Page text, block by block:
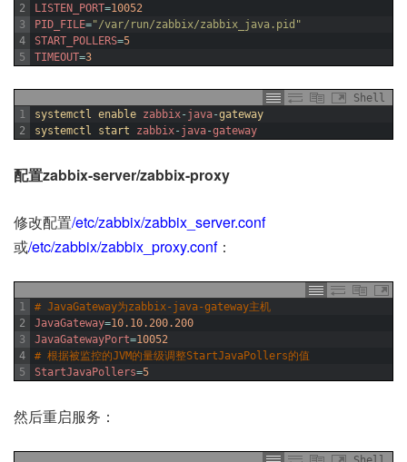
2
3
4
5
LISTEN_PORT=10052
PID_FILE="/var/run/zabbix/zabbix_java.pid"
START_POLLERS=5
TIMEOUT=3
Shell
1
2
systemctl enable zabbix- java-gateway
systemctl start zabbix-java-gateway
配置zabbix-server/zabbix-proxy
修改配置/etc/zabbix/zabbix_server.conf
或/etc/zabbix/zabbix_proxy.conf：
1
2
3
4
5
# JavaGateway为zabbix-java-gateway主机
JavaGateway=10.10.200.200
JavaGatewayPort=10052
# 根据被监控的JVM的量级调整StartJavaPollers的值
StartJavaPollers=5
然后重启服务：